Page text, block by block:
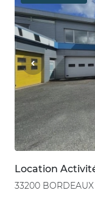
Location
33200 BORDEAUX